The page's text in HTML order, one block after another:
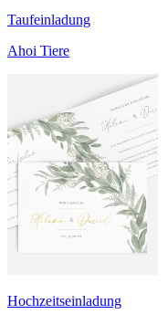
Taufeinladung
Ahoi Tiere
Hochzeitseinladung